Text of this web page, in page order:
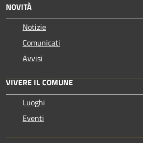
NOVITÀ
Notizie
Comunicati
Avvisi
VIVERE IL COMUNE
Luoghi
Eventi